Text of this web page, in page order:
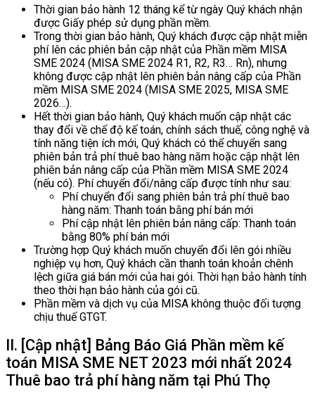
Thời gian bảo hành 12 tháng kể từ ngày Quý khách nhận
được Giấy phép sử dụng phần mềm.
Trong thời gian bảo hành, Quý khách được cập nhật miễn
phí lên các phiên bản cập nhật của Phần mềm MISA
SME 2024 (MISA SME 2024 R1, R2, R3… Rn), nhưng
không được cập nhật lên phiên bản nâng cấp của Phần
mềm MISA SME 2024 (MISA SME 2025, MISA SME
2026…).
Hết thời gian bảo hành, Quý khách muốn cập nhật các
thay đổi về chế độ kế toán, chính sách thuế, công nghệ và
tính năng tiện ích mới, Quý khách có thể chuyển sang
phiên bản trả phí thuê bao hàng năm hoặc cập nhật lên
phiên bản nâng cấp của Phần mềm MISA SME 2024
(nếu có). Phí chuyển đổi/nâng cấp được tính như sau:
Phí chuyển đổi sang phiên bản trả phí thuê bao
hàng năm: Thanh toán bằng phí bán mới
Phí cập nhật lên phiên bản nâng cấp: Thanh toán
bằng 80% phí bán mới
Trường hợp Quý khách muốn chuyển đổi lên gói nhiều
nghiệp vụ hơn, Quý khách cần thanh toán khoản chênh
lệch giữa giá bán mới của hai gói. Thời hạn bảo hành tính
theo thời hạn bảo hành của gói cũ.
Phần mềm và dịch vụ của MISA không thuộc đối tượng
chịu thuế GTGT.
II. [Cập nhật] Bảng Báo Giá Phần mềm kế
toán MISA SME NET 2023 mới nhất 2024
Thuê bao trả phí hàng năm tại Phú Thọ